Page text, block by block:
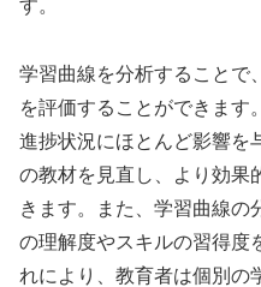
す。
学習曲線を分析することで
を評価することができます
進捗状況にほとんど影響を
の教材を見直し、より効果
きます。また、学習曲線の
の理解度やスキルの習得度
れにより、教育者は個別の